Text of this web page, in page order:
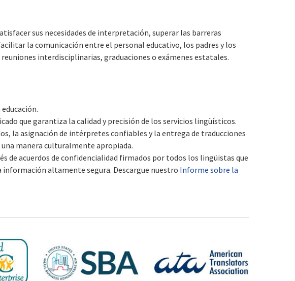
sus necesidades de interpretación, superar las barreras
la comunicación entre el personal educativo, los padres y los
interdisciplinarias, graduaciones o exámenes estatales.
que garantiza la calidad y precisión de los servicios lingüísticos.
la asignación de intérpretes confiables y la entrega de traducciones
manera culturalmente apropiada.
de acuerdos de confidencialidad firmados por todos los lingüistas que
altamente segura. Descargue nuestro Informe sobre la